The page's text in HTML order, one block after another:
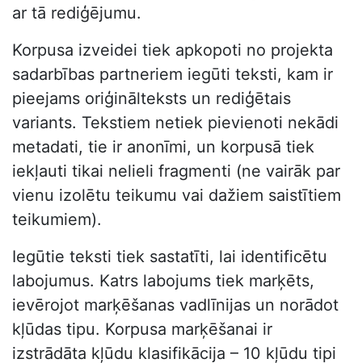
ar tā rediģējumu.
Korpusa izveidei tiek apkopoti no projekta
sadarbības partneriem iegūti teksti, kam ir
pieejams oriģinālteksts un rediģētais
variants. Tekstiem netiek pievienoti nekādi
metadati, tie ir anonīmi, un korpusā tiek
iekļauti tikai nelieli fragmenti (ne vairāk par
vienu izolētu teikumu vai dažiem saistītiem
teikumiem).
Iegūtie teksti tiek sastatīti, lai identificētu
labojumus. Katrs labojums tiek marķēts,
ievērojot marķēšanas vadlīnijas un norādot
kļūdas tipu. Korpusa marķēšanai ir
izstrādāta kļūdu klasifikācija – 10 kļūdu tipi